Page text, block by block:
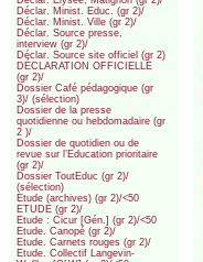
Déclar. Minist. Educ. (gr 2)/
Déclar. Minist. Ville (gr 2)/
Déclar. Source presse,
interview (gr 2)/
Déclar. Source site officiel (gr 2)
DÉCLARATION OFFICIELLE
(gr 2)/
Dossier Café pédagogique (gr
3)/ (sélection)
Dossier de la presse
quotidienne ou hebdomadaire (gr
2 )/
Dossier de quotidien ou de
revue sur l’Education prioritaire
(gr 2)/
Dossier ToutEduc (gr 2)/
(sélection)
Etude (archives) (gr 2)/<50
ETUDE (gr 2)/
Etude : Cicur [Gén.] (gr 2)/<50
Etude. Canopé (gr 2)/
Etude. Carnets rouges (gr 2)/
Etude. Collectif Langevin-